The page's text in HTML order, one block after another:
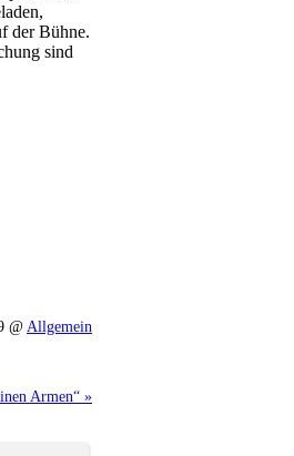
der Bühne.
sind
@Allgemein
Armen“ »